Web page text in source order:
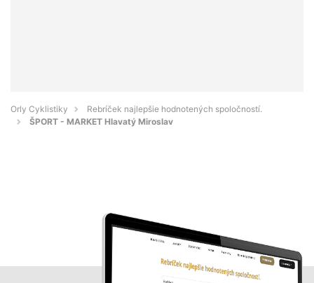
Orly Cyklistiky
Rebríček najlepšie hodnotených spoločností.
ŠPORT - MARKET Hlavatý Miroslav